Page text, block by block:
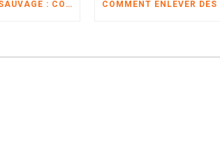
CAPTURE D’ANIMAUX SAUVAGE : COMMENT CELA SE DÉROULE?